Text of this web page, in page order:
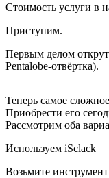
Стоимость услуги в
Приступим.
Первым делом
Pentalobe-отвёртка).
Теперь самое
Приобрести его
Рассмотрим оба
Используем iSclack
Возьмите